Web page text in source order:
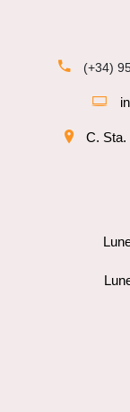
(+34)
C. Sta.